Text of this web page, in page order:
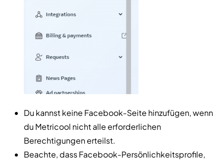
Du kannst keine Facebook-Seite hinzufügen, wenn
du Metricool nicht alle erforderlichen
Berechtigungen erteilst.
Beachte, dass Facebook-Persönlichkeitsprofile,